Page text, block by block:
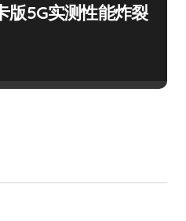
版5G实测性能炸裂